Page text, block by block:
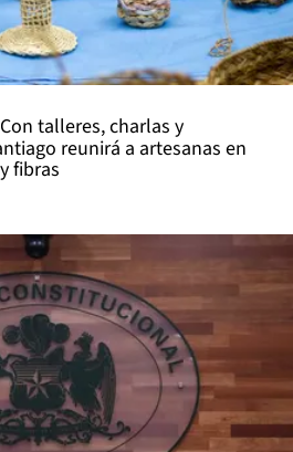
Con talleres, charlas y
reunirá a artesanas en
fibras